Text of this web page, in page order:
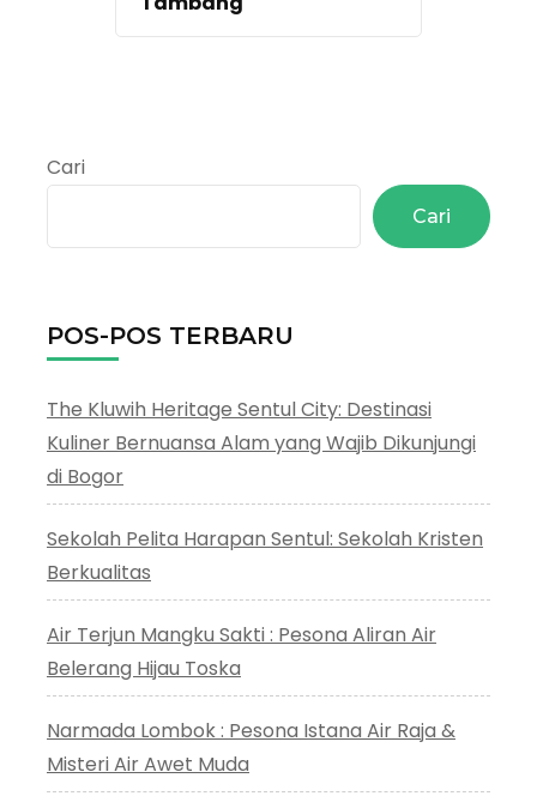
Cari
Cari
POS-POS TERBARU
The Kluwih Heritage Sentul City: Destinasi
Kuliner Bernuansa Alam yang Wajib Dikunjungi
di Bogor
Sekolah Pelita Harapan Sentul: Sekolah Kristen
Berkualitas
Air Terjun Mangku Sakti : Pesona Aliran Air
Belerang Hijau Toska
Narmada Lombok : Pesona Istana Air Raja &
Misteri Air Awet Muda